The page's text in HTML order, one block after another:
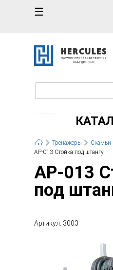
☰
Тренажеры
Скамьи
AP-013 Стойка под штангу
AP-013 Стойка
под
Артикул: 3003